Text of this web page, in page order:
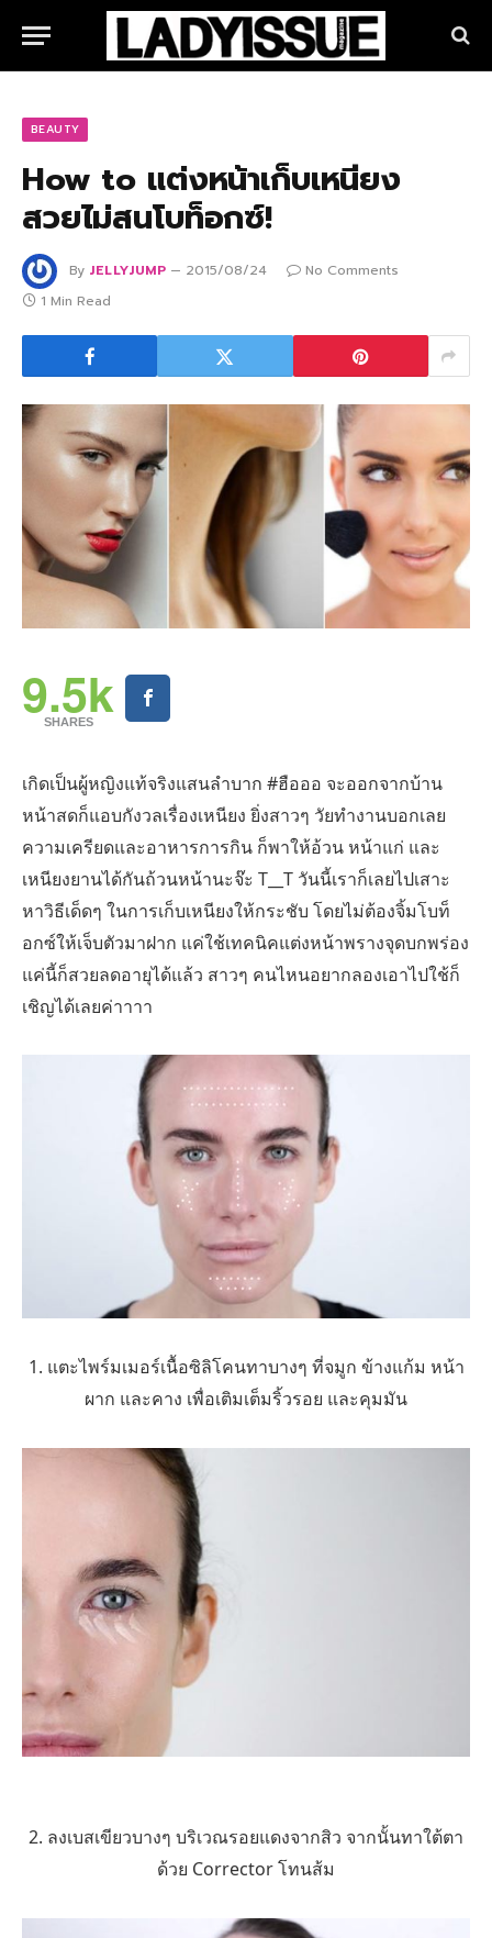
BEAUTY
How to แต่งหน้าเก็บเหนียง
สวยไม่สนโบท็อกซ์!
By JELLYJUMP 2015/08/24
No Comments
1 Min Read
9.5k
SHARES
เกิดเป็นผู้หญิงแท้จริงแสนลำบาก #ฮือออ จะออกจากบ้าน
หน้าสดก็แอบกังวลเรื่องเหนียง ยิ่งสาวๆ วัยทำงานบอกเลย
ความเครียดและอาหารการกิน ก็พาให้อ้วน หน้าแก่ และ
เหนียงยานได้กันถ้วนหน้านะจ๊ะ T__T วันนี้เราก็เลยไปเสาะ
หาวิธีเด็ดๆ ในการเก็บเหนียงให้กระชับ โดยไม่ต้องจิ้มโบท็
อกซ์ให้เจ็บตัวมาฝาก แค่ใช้เทคนิคแต่งหน้าพรางจุดบกพร่อง
แค่นี้ก็สวยลดอายุได้แล้ว สาวๆ คนไหนอยากลองเอาไปใช้ก็
เชิญได้เลยค่าาาา
1. แตะไพร์มเมอร์เนื้อซิลิโคนทาบางๆ ที่จมูก ข้างแก้ม หน้า
ผาก และคาง เพื่อเติมเต็มริ้วรอย และคุมมัน
2. ลงเบสเขียวบางๆ บริเวณรอยแดงจากสิว จากนั้นทาใต้ตา
ด้วย Corrector โทนส้ม